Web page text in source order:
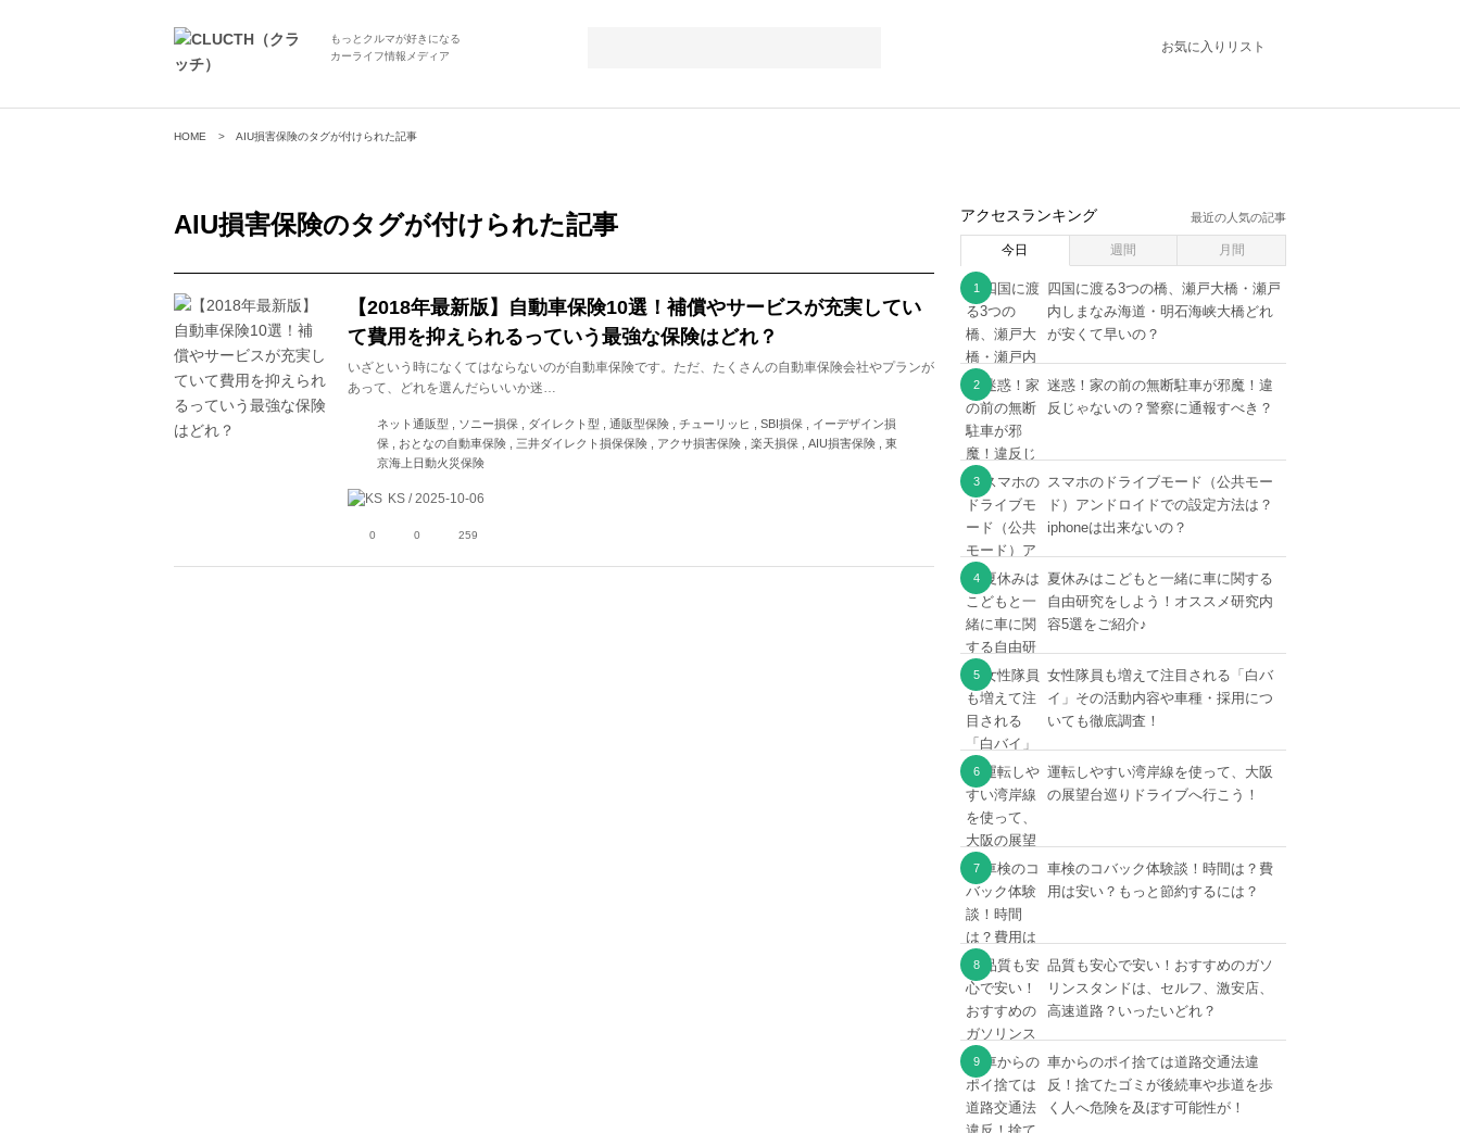
もっとクルマが好きになる
カーライフ情報メディア
お気に入りリスト
HOME AIU損害保険のタグが付けられた記事
AIU損害保険のタグが付けられた記事
【2018年最新版】自動車保険10選！補償やサービスが充実してい
て費用を抑えられるっていう最強な保険はどれ？
いざという時になくてはならないのが自動車保険です。ただ、たくさんの自動車保険会社やプランが
あって、どれを選んだらいいか迷…
ネット通販型 , ソニー損保 , ダイレクト型 , 通販型保険 , チューリッヒ , SBI損保 , イーデザイン損
保 , おとなの自動車保険 , 三井ダイレクト損保保険 , アクサ損害保険 , 楽天損保 , AIU損害保険 , 東
京海上日動火災保険
KS / 2025-10-06
0 0 259
アクセスランキング 最近の人気の記事
今日 週間 月間
四国に渡る3つの橋、瀬戸大橋・瀬戸
内しまなみ海道・明石海峡大橋どれ
が安くて早いの？
迷惑！家の前の無断駐車が邪魔！違
反じゃないの？警察に通報すべき？
スマホのドライブモード（公共モー
ド）アンドロイドでの設定方法は？
iphoneは出来ないの？
夏休みはこどもと一緒に車に関する
自由研究をしよう！オススメ研究内
容5選をご紹介♪
女性隊員も増えて注目される「白バ
イ」その活動内容や車種・採用につ
いても徹底調査！
運転しやすい湾岸線を使って、大阪
の展望台巡りドライブへ行こう！
車検のコバック体験談！時間は？費
用は安い？もっと節約するには？
品質も安心で安い！おすすめのガソ
リンスタンドは、セルフ、激安店、
高速道路？いったいどれ？
車からのポイ捨ては道路交通法違
反！捨てたゴミが後続車や歩道を歩
く人へ危険を及ぼす可能性が！